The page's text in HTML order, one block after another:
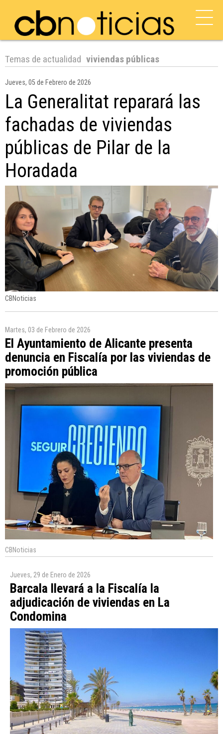
Temas de actualidad viviendas públicas
Jueves, 05 de Febrero de 2026
La Generalitat reparará las
fachadas de viviendas
públicas de Pilar de la
Horadada
CBNoticias
Martes, 03 de Febrero de 2026
El Ayuntamiento de Alicante presenta
denuncia en Fiscalía por las viviendas de
promoción pública
CBNoticias
Jueves, 29 de Enero de 2026
Barcala llevará a la Fiscalía la
adjudicación de viviendas en La
Condomina